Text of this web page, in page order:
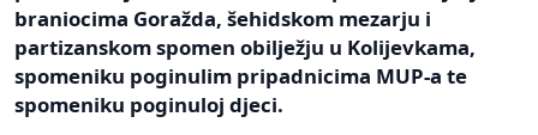
braniocima Goražda, šehidskom mezarju i
partizanskom spomen obilježju u Kolijevkama,
spomeniku poginulim pripadnicima MUP-a te
spomeniku poginuloj djeci.